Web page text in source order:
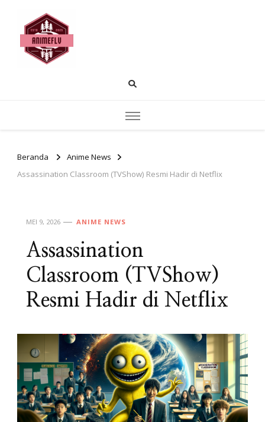
Populer Saat Ini
Beranda
Anime News
Assassination Classroom (TVShow) Resmi Hadir di Netflix
MEI 9, 2026 ANIME NEWS
Assassination
Classroom (TVShow)
Resmi Hadir di Netflix